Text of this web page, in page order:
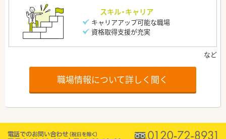
スキル・キャリア
キャリアアップ可能な職場
資格取得支援が充実
職場情報について詳しく聞く